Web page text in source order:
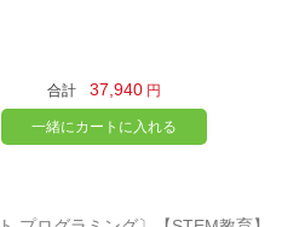
合計 37,940 円
一緒にカートに入れる